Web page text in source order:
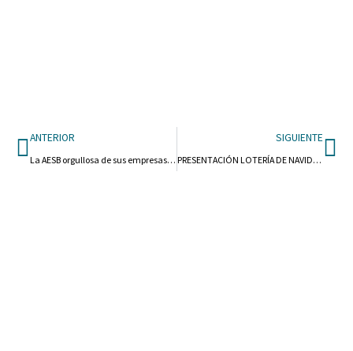
Ant
ANTERIOR
La AESB orgullosa de sus empresas de estética asociadas
SIGUIENTE
PRESENTACIÓN LOTERÍA DE NAVIDAD DE LA AESB